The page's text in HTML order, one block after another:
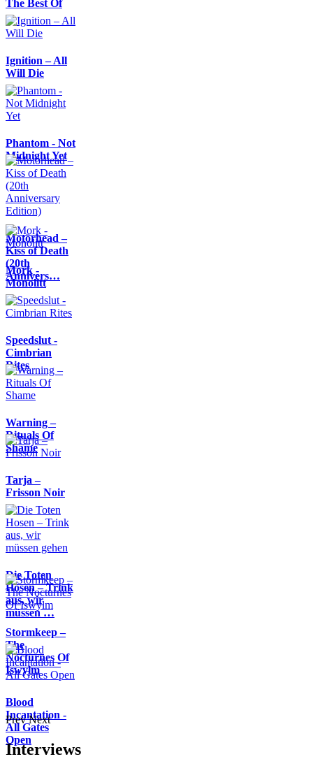
The Best Of
Ignition – All
Will Die
Phantom - Not
Midnight Yet
Motörhead –
Kiss of Death
(20th
Annivers…
Mork -
Monolitt
Speedslut -
Cimbrian
Rites
Warning –
Rituals Of
Shame
Tarja –
Frisson Noir
Die Toten
Hosen – Trink
aus, wir
müssen …
Stormkeep –
The
Nocturnes Of
Iswylm
Blood
Incantation -
All Gates
Open
Prev Next
Interviews